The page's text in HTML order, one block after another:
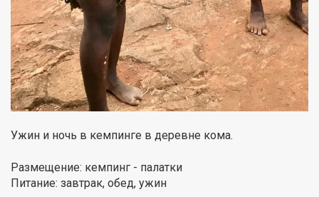
Ужин и ночь в кемпинге в деревне кома.
Размещение: кемпинг - палатки
Питание: завтрак, обед, ужин